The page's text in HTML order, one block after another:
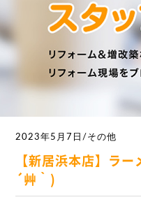
2023年5月7日/その他
【新居浜本店】ラ
´艸｀)